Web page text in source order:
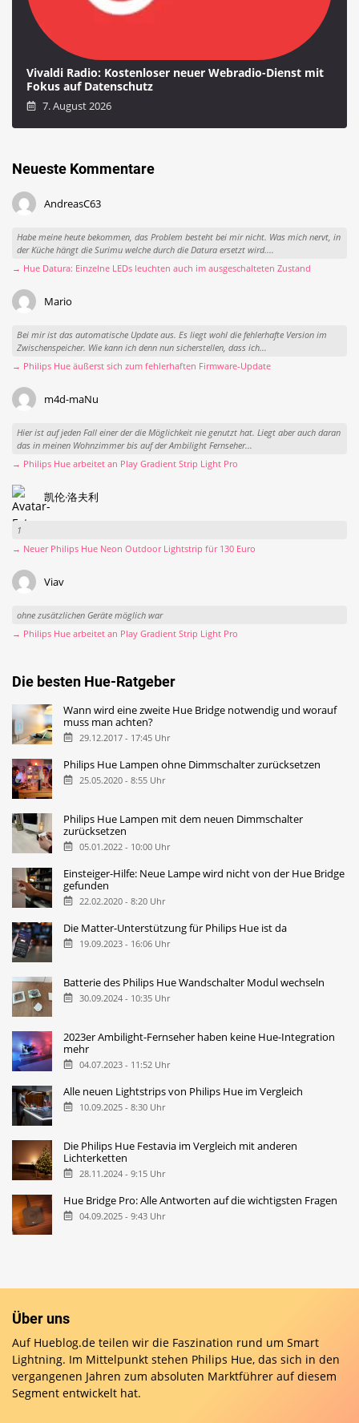
Vivaldi Radio: Kostenloser neuer Webradio-Dienst mit
Fokus auf Datenschutz
7. August 2026
Neueste Kommentare
AndreasC63
Habe meine heute bekommen, das Problem besteht bei mir nicht. Was mich nervt, in
der Küche hängt die Surimu welche durch die Datura ersetzt wird....
→ Hue Datura: Einzelne LEDs leuchten auch im ausgeschalteten Zustand
Mario
Bei mir ist das automatische Update aus. Es liegt wohl die fehlerhafte Version im
Zwischenspeicher. Wie kann ich denn nun sicherstellen, dass ich...
→ Philips Hue äußerst sich zum fehlerhaften Firmware-Update
m4d-maNu
Hier ist auf jeden Fall einer der die Möglichkeit nie genutzt hat. Liegt aber auch daran
das in meinen Wohnzimmer bis auf der Ambilight Fernseher...
→ Philips Hue arbeitet an Play Gradient Strip Light Pro
凯伦·洛夫利
1
→ Neuer Philips Hue Neon Outdoor Lightstrip für 130 Euro
Viav
ohne zusätzlichen Geräte möglich war
→ Philips Hue arbeitet an Play Gradient Strip Light Pro
Die besten Hue-Ratgeber
Wann wird eine zweite Hue Bridge notwendig und worauf
muss man achten?
29.12.2017 - 17:45 Uhr
Philips Hue Lampen ohne Dimmschalter zurücksetzen
25.05.2020 - 8:55 Uhr
Philips Hue Lampen mit dem neuen Dimmschalter
zurücksetzen
05.01.2022 - 10:00 Uhr
Einsteiger-Hilfe: Neue Lampe wird nicht von der Hue Bridge
gefunden
22.02.2020 - 8:20 Uhr
Die Matter-Unterstützung für Philips Hue ist da
19.09.2023 - 16:06 Uhr
Batterie des Philips Hue Wandschalter Modul wechseln
30.09.2024 - 10:35 Uhr
2023er Ambilight-Fernseher haben keine Hue-Integration
mehr
04.07.2023 - 11:52 Uhr
Alle neuen Lightstrips von Philips Hue im Vergleich
10.09.2025 - 8:30 Uhr
Die Philips Hue Festavia im Vergleich mit anderen
Lichterketten
28.11.2024 - 9:15 Uhr
Hue Bridge Pro: Alle Antworten auf die wichtigsten Fragen
04.09.2025 - 9:43 Uhr
Über uns
Auf Hueblog.de teilen wir die Faszination rund um Smart
Lightning. Im Mittelpunkt stehen Philips Hue, das sich in den
vergangenen Jahren zum absoluten Marktführer auf diesem
Segment entwickelt hat.